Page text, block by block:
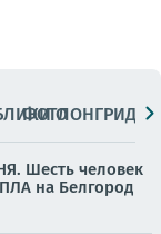
ФОТОЛОНГРИДЫ
Шесть человек
на Белгород